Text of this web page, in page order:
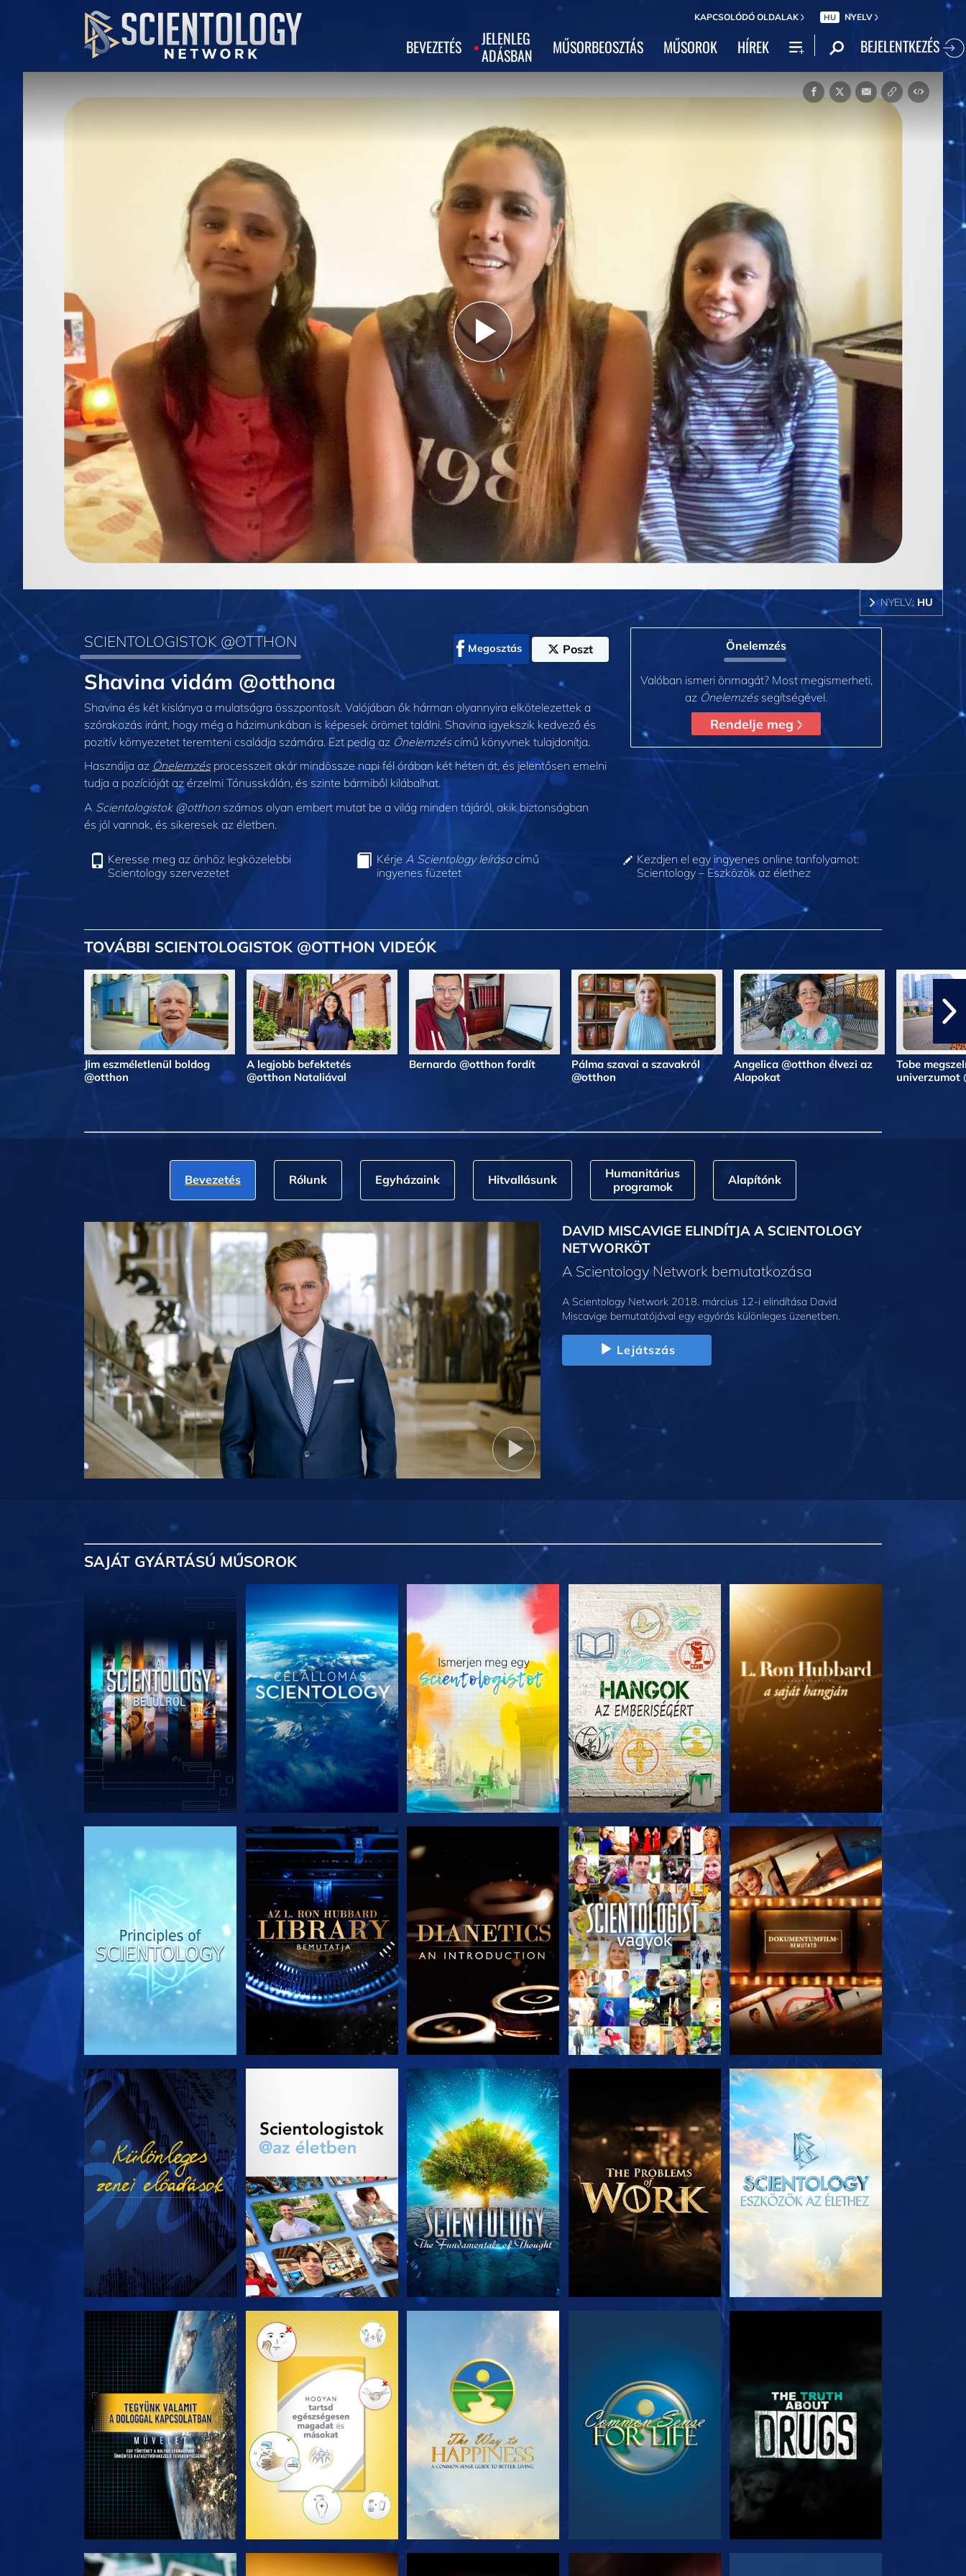
KAPCSOLÓDÓ OLDALAK HU NYELV
BEVEZETÉS
JELENLEG
ADÁSBAN
MŰSORBEOSZTÁS MŰSOROK HÍREK BEJELENTKEZÉS
Play
Video
NYELV: HU
SCIENTOLOGISTOK @OTTHON Megosztás Poszt
Shavina vidám @otthona
Shavina és két kislánya a mulatságra összpontosít. Valójában ők hárman olyannyira elkötelezettek a
szórakozás iránt, hogy még a házimunkában is képesek örömet találni. Shavina igyekszik kedvező és
pozitív környezetet teremteni családja számára. Ezt pedig az Önelemzéscímű könyvnek tulajdonítja.
Használja az Önelemzésprocesszeit akár mindössze napi fél órában két héten át, és jelentősen emelni
tudja a pozícióját az érzelmi Tónusskálán, és szinte bármiből kilábalhat.
A Scientologistok @otthonszámos olyan embert mutat be a világ minden tájáról, akik biztonságban
és jól vannak, és sikeresek az életben.
Önelemzés
Valóban ismeri önmagát? Most megismerheti,
az Önelemzéssegítségével.
Rendelje meg
Keresse meg az önhöz legközelebbi
Scientology szervezetet
Kérje A Scientology leírásacímű
ingyenes füzetet
Kezdjen el egy ingyenes online tanfolyamot:
Scientology – Eszközök az élethez
TOVÁBBI SCIENTOLOGISTOK @OTTHON VIDEÓK
Jim eszméletlenül boldog
@otthon
A legjobb befektetés
@otthon Nataliával
Bernardo @otthon fordít
Pálma szavai a szavakról
@otthon
Angelica @otthon élvezi az
Alapokat
Tobe
univerzumot
Bevezetés Rólunk Egyházaink Hitvallásunk
Humanitárius
programok
Alapítónk
DAVID MISCAVIGE ELINDÍTJA A SCIENTOLOGY
NETWORKÖT
A Scientology Network bemutatkozása
A Scientology Network 2018. március 12-i elindítása David
Miscavige bemutatójával egy egyórás különleges üzenetben.
Lejátszás
SAJÁT GYÁRTÁSÚ MŰSOROK
A SOROZAT RÉSZEI A SOROZAT RÉSZEI A SOROZAT RÉSZEI A SOROZAT RÉSZEI A SOROZAT RÉSZEI
MŰSORNÉZÉS MŰSORNÉZÉS A SOROZAT RÉSZEI
A SOROZAT RÉSZEI A SOROZAT RÉSZEI